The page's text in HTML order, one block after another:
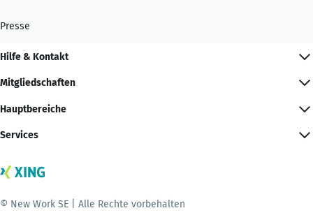
Presse
Hilfe & Kontakt
Mitgliedschaften
Hauptbereiche
Services
© New Work SE | Alle Rechte vorbehalten